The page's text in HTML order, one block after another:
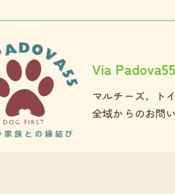
Via Padova55
マルチーズ、ト
全域からのお問